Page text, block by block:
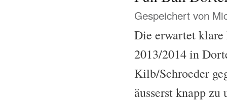
Gespeichert von
Die erwartet klare
2013/2014 in
Kilb/Schroeder
äusserst knapp zu